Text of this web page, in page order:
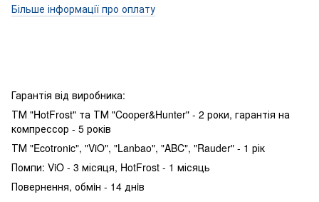
Більше інформації про оплату
Гарантія від виробника:
ТМ "HotFrost" та ТМ "Cooper&Hunter" - 2 роки, гарантія на
компрессор - 5 років
ТМ "Ecotronic", "ViO", "Lanbao", "ABC", "Rauder" - 1 рік
Помпи: ViO - 3 місяця, HotFrost - 1 місяць
Повернення, обмiн - 14 днiв